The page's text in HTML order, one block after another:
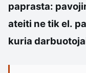
paprasta:
ateiti ne tik el.
kuria